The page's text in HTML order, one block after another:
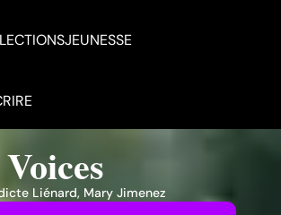
JEUNESSE
Liénard, Mary Jimenez